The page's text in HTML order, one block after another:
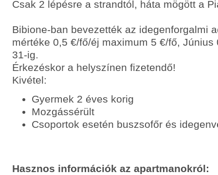
Csak 2 lépésre a strandtól, háta mögött a
Bibione-ban bevezették az idegenforgalmi
mértéke 0,5 €/fő/éj maximum 5 €/fő, Június
31-ig.
Érkezéskor a helyszínen fizetendő!
Kivétel:
Gyermek 2 éves korig
Mozgássérült
Csoportok esetén buszsofőr és
Hasznos információk az apartmanokról: